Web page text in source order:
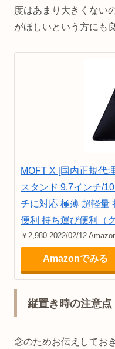
度はあまり大きくない
がほしいという方にも
MOFT X [国内正規代
スタンド 9.7インチ/
チに対応 極薄 超軽量
便利 持ち運び便利（
￥2,980 2022/02/12
Amazonでみる
縦置き時の注意点
念のためお伝えしてお